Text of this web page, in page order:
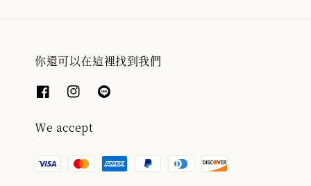
你還可以在這裡找到我們
We accept